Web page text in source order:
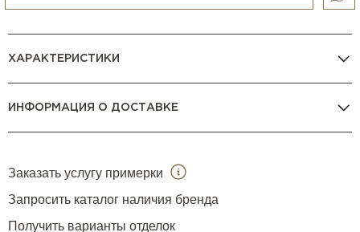
ХАРАКТЕРИСТИКИ
ИНФОРМАЦИЯ О ДОСТАВКЕ
Заказать услугу примерки
Запросить каталог наличия бренда
Получить варианты отделок